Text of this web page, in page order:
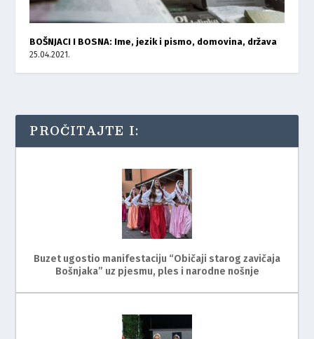
BOŠNJACI I BOSNA: Ime, jezik i pismo, domovina, država
25.04.2021.
PROČITAJTE I:
Buzet ugostio manifestaciju “Običaji starog zavičaja
Bošnjaka” uz pjesmu, ples i narodne nošnje